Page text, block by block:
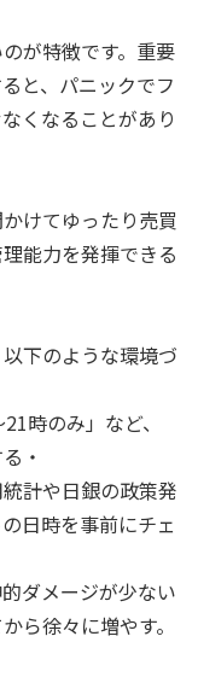
が特徴です。重要
と、パニックでフ
くなることがあり
けてゆったり売買
能力を発揮できる
下のような環境づ
時のみ」など、
・
計や日銀の政策発
日時を事前にチェ
ダメージが少ない
ら徐々に増やす。